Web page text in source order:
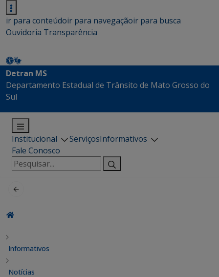
ir para conteúdoir para navegaçãoir para busca
Ouvidoria Transparência
Detran MS
Departamento Estadual de Trânsito de Mato Grosso do
Sul
Institucional ServiçosInformativos
Fale Conosco
Pesquisar
por:
Informativos
Notícias